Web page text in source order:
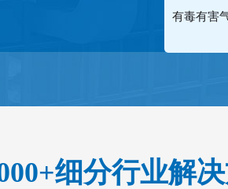
有毒有害
细分行业解